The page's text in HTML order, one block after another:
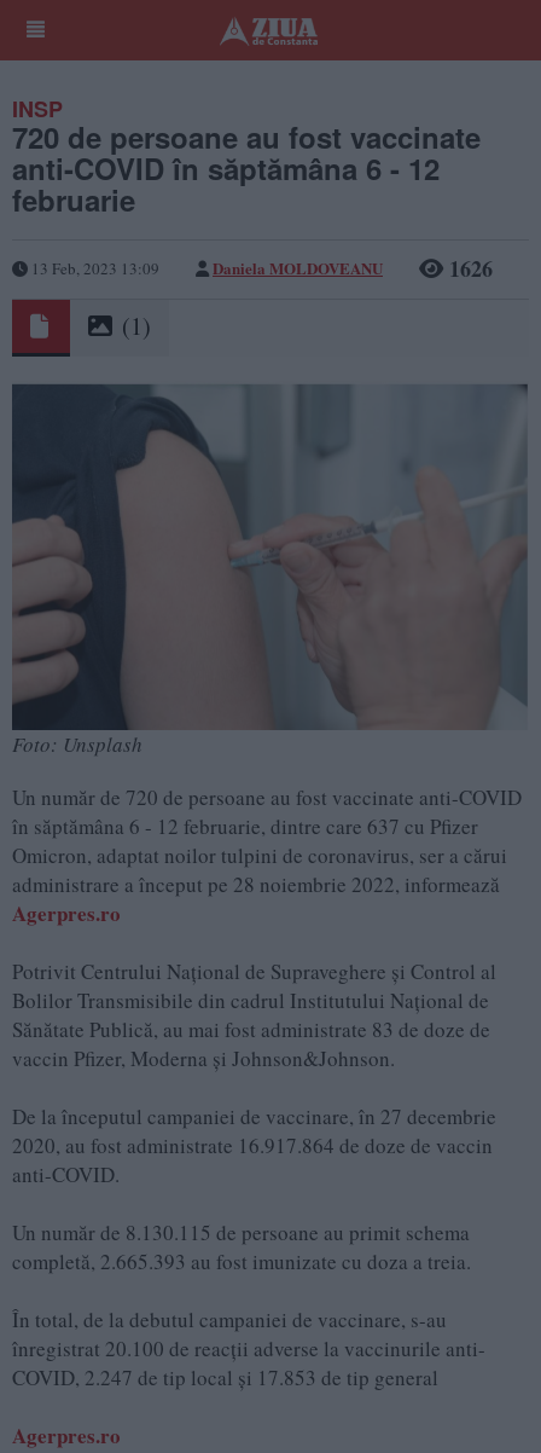
INSP
720 de persoane au fost vaccinate
anti-COVID în săptămâna 6 - 12
februarie
13 Feb, 2023 13:09 Daniela MOLDOVEANU 1626
(1)
Foto: Unsplash
Un număr de 720 de persoane au fost vaccinate anti-COVID
în săptămâna 6 - 12 februarie, dintre care 637 cu Pfizer
Omicron, adaptat noilor tulpini de coronavirus, ser a cărui
administrare a început pe 28 noiembrie 2022, informează
Agerpres.ro
Potrivit Centrului Naţional de Supraveghere şi Control al
Bolilor Transmisibile din cadrul Institutului Naţional de
Sănătate Publică, au mai fost administrate 83 de doze de
vaccin Pfizer, Moderna şi Johnson&Johnson.
De la începutul campaniei de vaccinare, în 27 decembrie
2020, au fost administrate 16.917.864 de doze de vaccin
anti-COVID.
Un număr de 8.130.115 de persoane au primit schema
completă, 2.665.393 au fost imunizate cu doza a treia.
În total, de la debutul campaniei de vaccinare, s-au
înregistrat 20.100 de reacţii adverse la vaccinurile anti-
COVID, 2.247 de tip local şi 17.853 de tip general
Agerpres.ro